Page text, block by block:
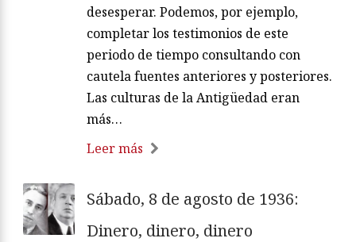
desesperar. Podemos, por ejemplo,
completar los testimonios de este
periodo de tiempo consultando con
cautela fuentes anteriores y posteriores.
Las culturas de la Antigüedad eran
más…
Leer más
Sábado, 8 de agosto de 1936:
Dinero, dinero, dinero